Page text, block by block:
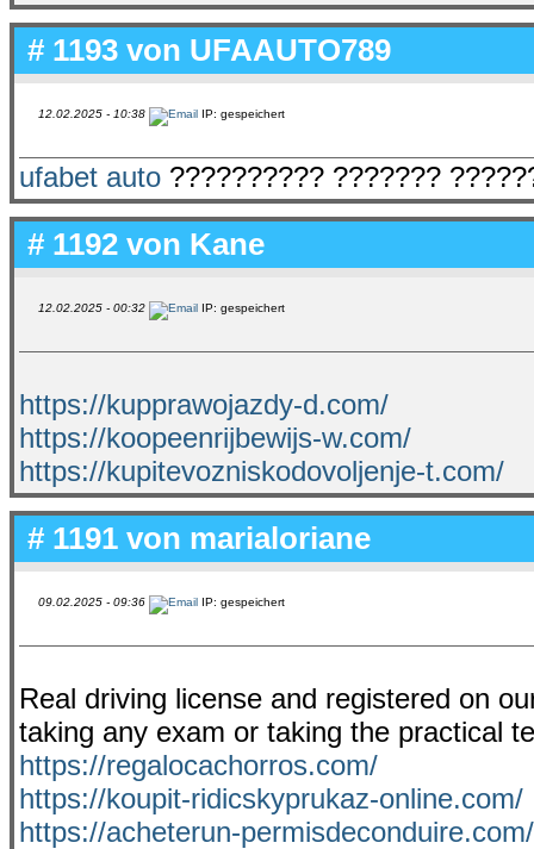
# 1193 von UFAAUTO789
12.02.2025 - 10:38 IP: gespeichert
ufabet auto ?????????? ???????
# 1192 von Kane
12.02.2025 - 00:32 IP: gespeichert
https://kupprawojazdy-d.com/
https://koopeenrijbewijs-w.com/
https://kupitevozniskodovoljenje-t.com/
# 1191 von marialoriane
09.02.2025 - 09:36 IP: gespeichert
Real driving license and registered on
taking any exam or taking the practical
https://regalocachorros.com/
https://koupit-ridicskyprukaz-online.com/
https://acheterun-permisdeconduire.com/